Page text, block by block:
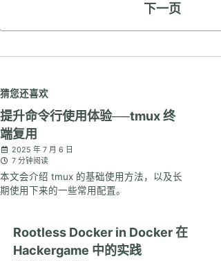
下一页
猜您还喜欢
提升命令行使用体验──tmux 终
端复用
2025 年 7 月 6 日
7 分钟阅读
本文会介绍 tmux 的基础使用方法，以及长
期使用下来的一些常用配置。
Rootless Docker in Docker 在
Hackergame 中的实践